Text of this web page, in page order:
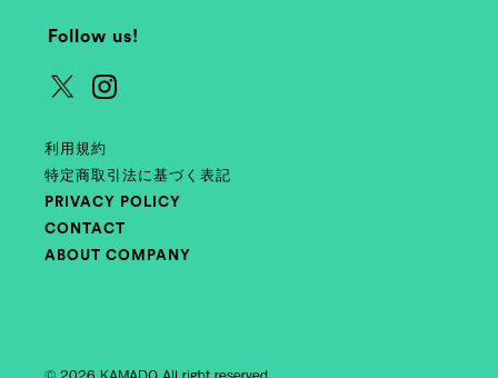
Follow us!
利用規約
特定商取引法に基づく表記
PRIVACY POLICY
CONTACT
ABOUT COMPANY